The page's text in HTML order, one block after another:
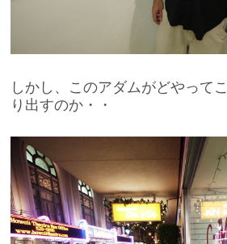
しかし、このアダムがどやって
り出すのか・・